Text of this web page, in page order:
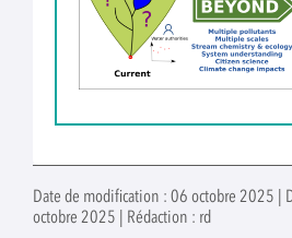
Date de modification : 06 octobre 2025 |
octobre 2025 | Rédaction : rd